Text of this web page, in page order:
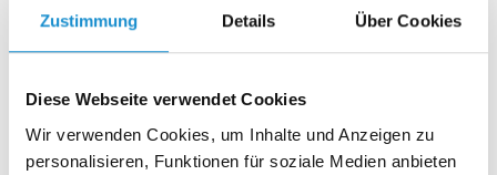
Zustimmung Details Über Cookies
Diese Webseite verwendet Cookies
Wir verwenden Cookies, um Inhalte und Anzeigen zu
personalisieren, Funktionen für soziale Medien anbieten
2021
Dezember 2021(2 Einträge)
Juli 2021(1 Eintrag)
Juni 2021(1 Eintrag)
April 2021(1 Eintrag)